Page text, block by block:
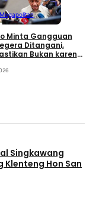
Megapolitan
Minta Gangguan
Ditangani,
Bukan karena
Singkawang
Klenteng Hon San